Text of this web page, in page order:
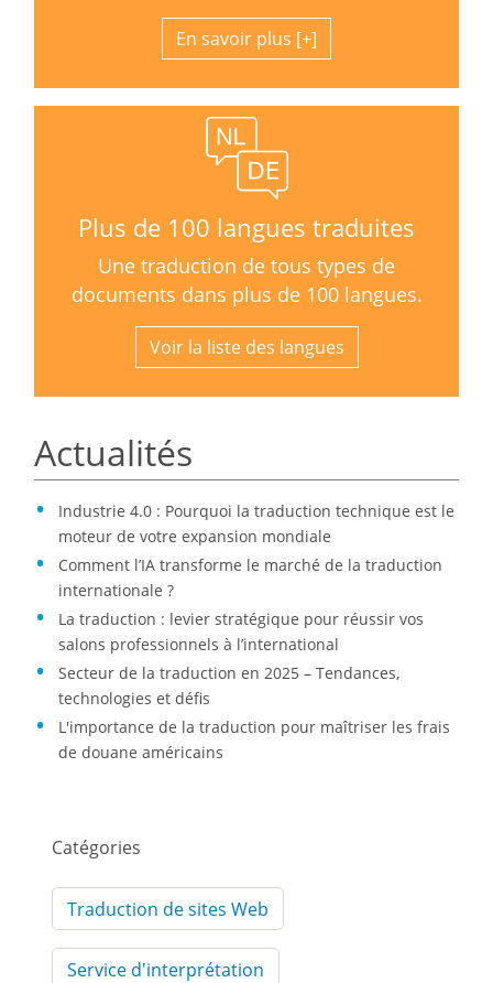
En savoir plus
Plus de 100 langues traduites
Une traduction de tous types de
documents dans plus de 100 langues.
Voir la liste des langues
Actualités
Industrie 4.0 : Pourquoi la traduction technique est le
moteur de votre expansion mondiale
Comment l’IA transforme le marché de la traduction
internationale ?
La traduction : levier stratégique pour réussir vos
salons professionnels à l’international
Secteur de la traduction en 2025 – Tendances,
technologies et défis
L'importance de la traduction pour maîtriser les frais
de douane américains
Catégories
Traduction de sites Web
Service d'interprétation